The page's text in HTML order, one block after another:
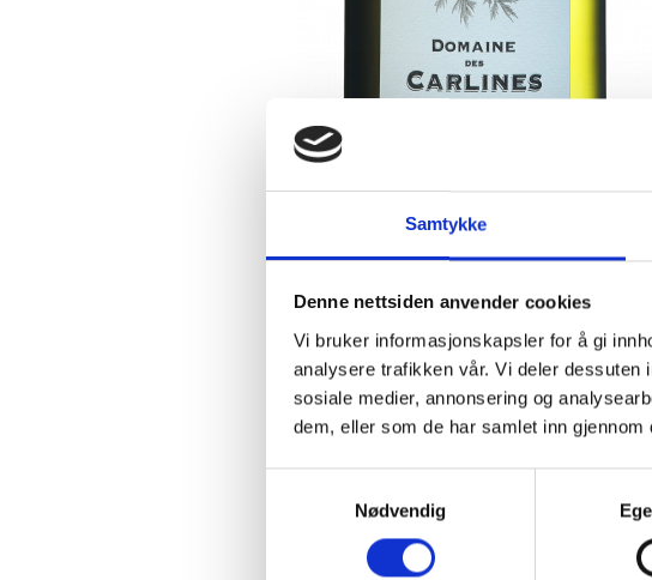
Samtykke
Denne nettsiden anvender cookies
Vi bruker informasjonskapsler for å gi
analysere trafikken vår. Vi deler dessuten
sosiale medier, annonsering og
dem, eller som de har samlet inn
Nødvendig
Høyoppløselig bilde